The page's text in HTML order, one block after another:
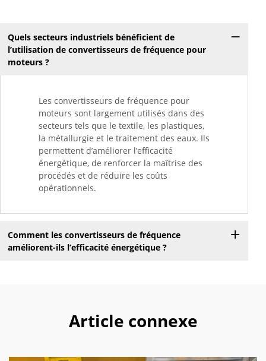
Quels secteurs industriels bénéficient de
l’utilisation de convertisseurs de fréquence pour
moteurs ?
Les convertisseurs de fréquence pour
moteurs sont largement utilisés dans des
secteurs tels que le textile, les plastiques,
la métallurgie et le traitement des eaux. Ils
permettent d’améliorer l’efficacité
énergétique, de renforcer la maîtrise des
procédés et de réduire les coûts
opérationnels.
Comment les convertisseurs de fréquence
améliorent-ils l’efficacité énergétique ?
Article connexe